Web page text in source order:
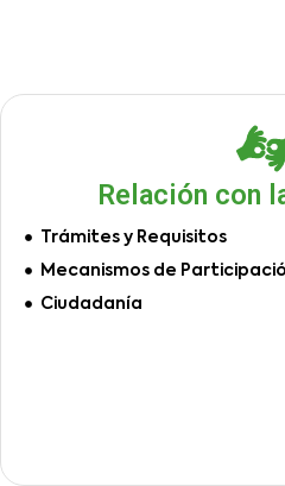
Relación con
Trámites y Requisitos
Mecanismos de
Ciudadanía